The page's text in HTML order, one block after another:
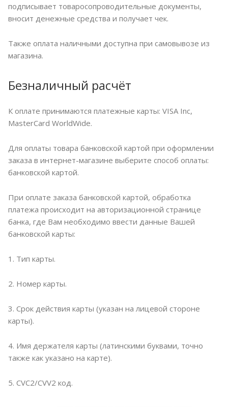
подписывает товаросопроводительные документы,
вносит денежные средства и получает чек.
Также оплата наличными доступна при самовывозе из
магазина.
Безналичный расчёт
К оплате принимаются платежные карты: VISA Inc,
MasterCard WorldWide.
Для оплаты товара банковской картой при оформлении
заказа в интернет-магазине выберите способ оплаты:
банковской картой.
При оплате заказа банковской картой, обработка
платежа происходит на авторизационной странице
банка, где Вам необходимо ввести данные Вашей
банковской карты:
1. Тип карты.
2. Номер карты.
3. Срок действия карты (указан на лицевой стороне
карты).
4. Имя держателя карты (латинскими буквами, точно
также как указано на карте).
5. CVC2/CVV2 код.